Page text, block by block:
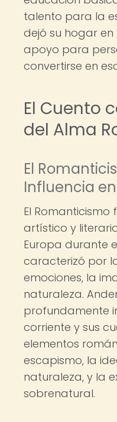
talento para la
dejó su hogar
apoyo para
convertirse en
El Cuento
del Alma
El
Influencia
El Romanticismo
artístico y
Europa durante
caracterizó por
emociones, la
naturaleza.
profundamente
corriente y sus
elementos
escapismo, la
naturaleza, y la
sobrenatural.